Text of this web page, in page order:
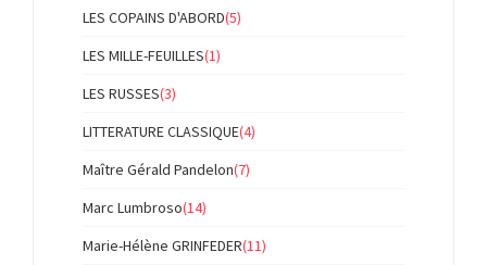
LES COPAINS D'ABORD(5)
LES MILLE-FEUILLES(1)
LES RUSSES(3)
LITTERATURE CLASSIQUE(4)
Maître Gérald Pandelon(7)
Marc Lumbroso(14)
Marie-Hélène GRINFEDER(11)